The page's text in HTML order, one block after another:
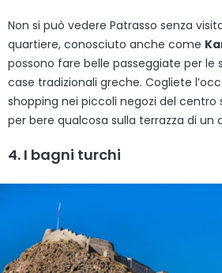
Non si può vedere Patrasso senza
quartiere, conosciuto anche come
possono fare belle passeggiate per le
case tradizionali greche. Cogliete
shopping nei piccoli negozi del
per bere qualcosa sulla terrazza di un
4. I bagni turchi